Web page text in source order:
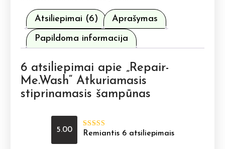
Atsiliepimai (6) Aprašymas
Papildoma informacija
6 atsiliepimai apie „Repair-
Me.Wash“ Atkuriamasis
stiprinamasis šampūnas
5.00
Įvertinimas:
Remiantis 6 atsiliepimais